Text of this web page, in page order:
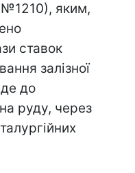
№1210), яким,
ставок
залізної
до
руду, через